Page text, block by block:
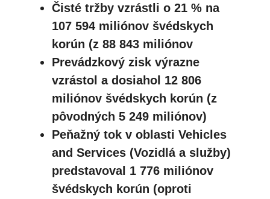
Čisté tržby vzrástli o 21 % na
107 594 miliónov švédskych
korún (z 88 843 miliónov
Prevádzkový zisk výrazne
vzrástol a dosiahol 12 806
miliónov švédskych korún (z
pôvodných 5 249 miliónov)
Peňažný tok v oblasti Vehicles
and Services (Vozidlá a služby)
predstavoval 1 776 miliónov
švédskych korún (oproti